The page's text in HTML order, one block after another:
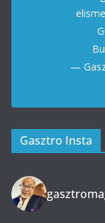
—
Gasztro Insta